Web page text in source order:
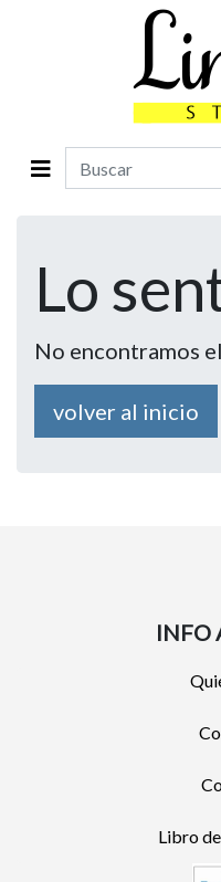
Lo
No encontramos
volver al inicio
INFO
Libro